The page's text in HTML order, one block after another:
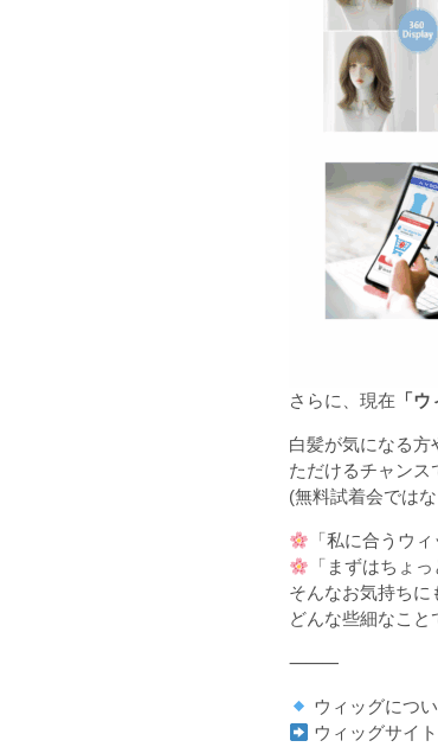
さらに、現在 「
白髪が気になる
ただけるチャンス
(無料試着会では
「私に合うウ
「まずはちょ
そんなお気持ちに
どんな些細なこと
⸻
ウィッグにつ
ウィッグサイト